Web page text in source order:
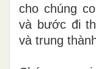
cho chúng
và bước đi
và trung